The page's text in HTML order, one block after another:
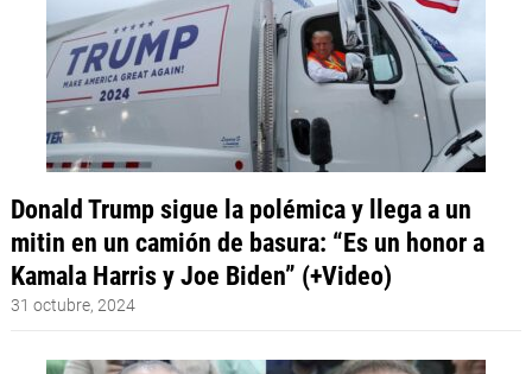
Donald Trump sigue la polémica y llega a un
mitin en un camión de basura: “Es un honor a
Kamala Harris y Joe Biden” (+Video)
31 octubre, 2024